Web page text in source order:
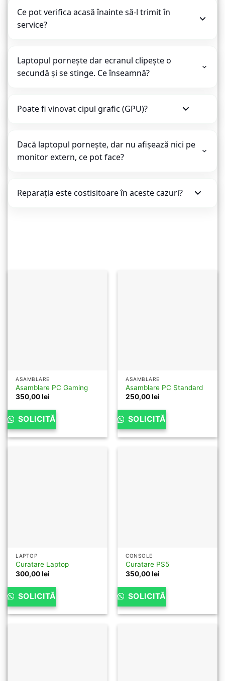
Ce pot verifica acasă înainte să-l trimit în
service?
Laptopul pornește dar ecranul clipește o
secundă și se stinge. Ce înseamnă?
Poate fi vinovat cipul grafic (GPU)?
Dacă laptopul pornește, dar nu afișează nici pe
monitor extern, ce pot face?
Reparația este costisitoare în aceste cazuri?
ASAMBLARE
Asamblare PC Gaming
350,00lei
SOLICITĂ
ASAMBLARE
Asamblare PC Standard
250,00lei
SOLICITĂ
LAPTOP
Curatare Laptop
300,00lei
SOLICITĂ
CONSOLE
Curatare PS5
350,00lei
SOLICITĂ